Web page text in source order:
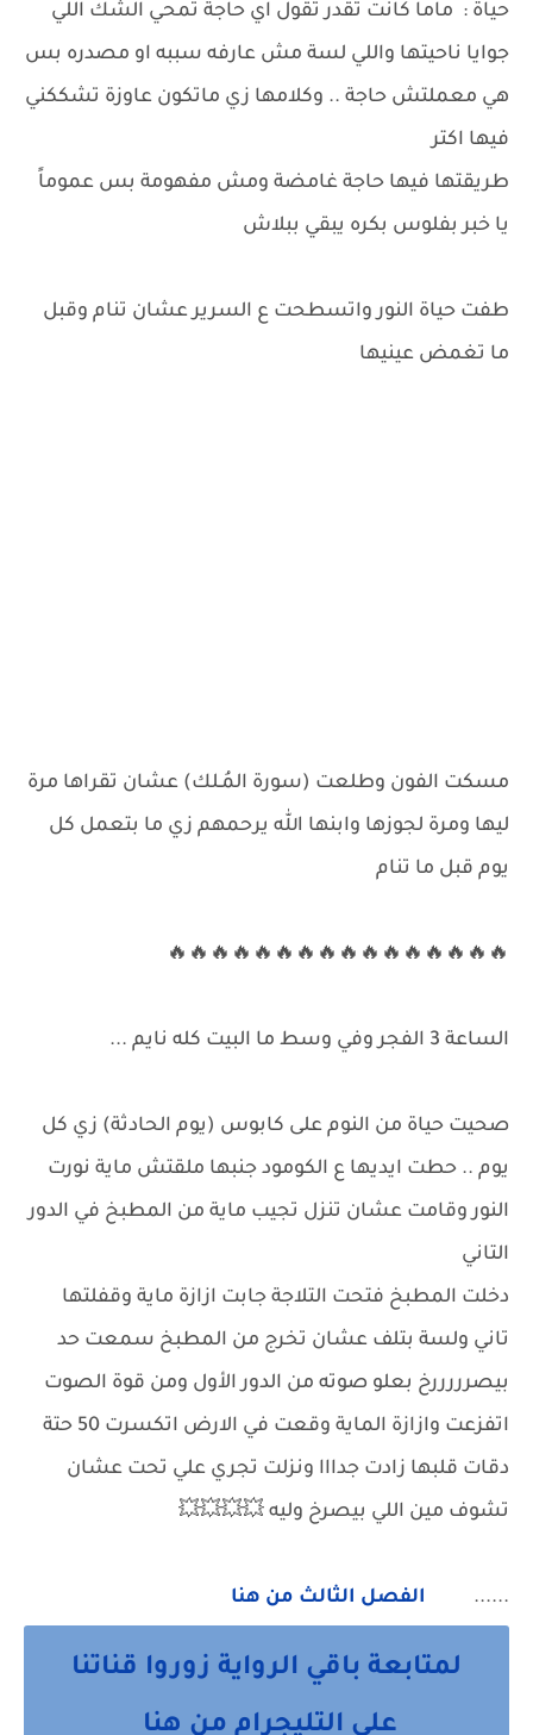
حياة : ماما كانت تقدر تقول اي حاجة تمحي الشك اللي
جوايا ناحيتها واللي لسة مش عارفه سببه او مصدره بس
هي معملتش حاجة .. وكلامها زي ماتكون عاوزة تشككني
فيها اكتر
طريقتها فيها حاجة غامضة ومش مفهومة بس عموماً
يا خبر بفلوس بكره يبقي ببلاش
طفت حياة النور واتسطحت ع السرير عشان تنام وقبل
ما تغمض عينيها
مسكت الفون وطلعت (سورة المُـلك) عشان تقراها مرة
ليها ومرة لجوزها وابنها الله يرحمهم زي ما بتعمل كل
يوم قبل ما تنام
🔥🔥🔥🔥🔥🔥🔥🔥🔥🔥🔥🔥🔥🔥🔥🔥
الساعة 3 الفجر وفي وسط ما البيت كله نايم ...
صحيت حياة من النوم على كابوس (يوم الحادثة) زي كل
يوم .. حطت ايديها ع الكومود جنبها ملقتش ماية نورت
النور وقامت عشان تنزل تجيب ماية من المطبخ في الدور
التاني
دخلت المطبخ فتحت التلاجة جابت ازازة ماية وقفلتها
تاني ولسة بتلف عشان تخرج من المطبخ سمعت حد
بيصرررررخ بعلو صوته من الدور الأول ومن قوة الصوت
اتفزعت وازازة الماية وقعت في الارض اتكسرت 50 حتة
دقات قلبها زادت جدااا ونزلت تجري علي تحت عشان
تشوف مين اللي بيصرخ وليه 💥💥💥💥
...... الفصل الثالث من هنا
لمتابعة باقي الرواية زوروا قناتنا
على التليجرام من هنا